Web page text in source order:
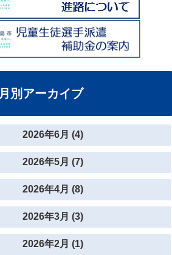
月別アーカイブ
2026年6月 (4)
2026年5月 (7)
2026年4月 (8)
2026年3月 (3)
2026年2月 (1)